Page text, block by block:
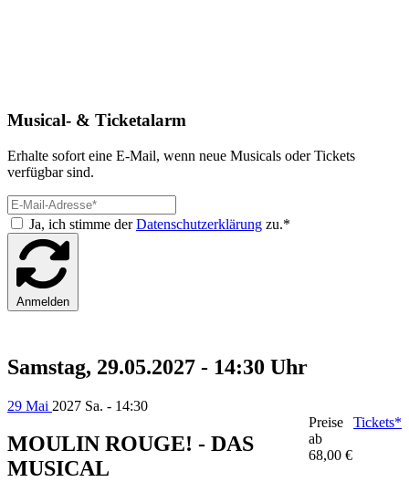
Musical- & Ticketalarm
Erhalte sofort eine E-Mail, wenn neue Musicals oder Tickets
verfügbar sind.
Ja, ich stimme derDatenschutzerklärung zu.*
Anmelden
Samstag, 29.05.2027 - 14:30 Uhr
29 Mai 2027 Sa. - 14:30
MOULIN ROUGE! - DAS
MUSICAL
Preise
ab
68,00 €
Tickets*